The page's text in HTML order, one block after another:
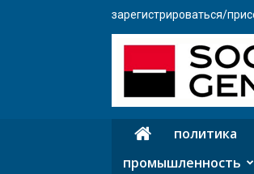
зарегистрироваться/
политика
промышленность